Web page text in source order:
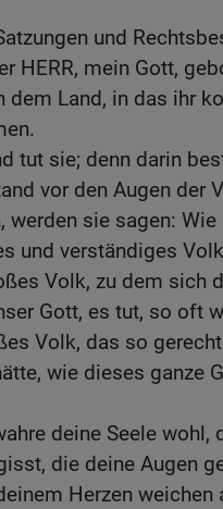
und
HERR, mein Gott,
dem Land, in das ihr
tut sie; denn darin
vor den Augen der
werden sie sagen:
und verständiges
Volk, zu dem sich
Gott, es tut, so oft
Volk, das so
wie dieses ganze
deine Seele wohl,
die deine Augen
Herzen weichen